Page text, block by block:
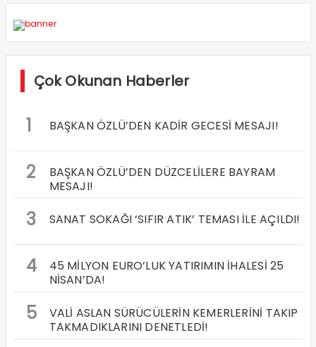
Çok Okunan Haberler
1 BAŞKAN ÖZLÜ’DEN KADİR GECESİ MESAJI!
2
BAŞKAN ÖZLÜ’DEN DÜZCELİLERE BAYRAM
MESAJI!
3 SANAT SOKAĞI ‘SIFIR ATIK’ TEMASI İLE AÇILDI!
4
45 MİLYON EURO’LUK YATIRIMIN İHALESİ 25
NİSAN’DA!
5
VALİ ASLAN SÜRÜCÜLERİN KEMERLERİNİ TAKIP
TAKMADIKLARINI DENETLEDİ!